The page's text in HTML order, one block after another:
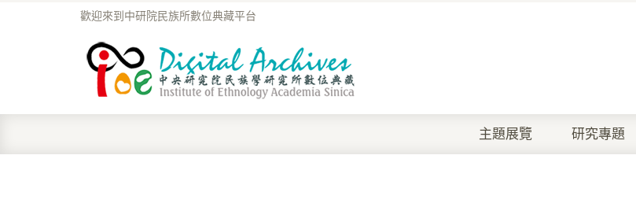
歡迎來到中研院民族所數位典藏平台
主題展覽 研究專題